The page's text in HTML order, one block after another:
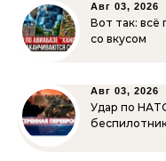
Авг 03, 2026
Вот так: всё
со вкусом
Авг 03, 2026
Удар по